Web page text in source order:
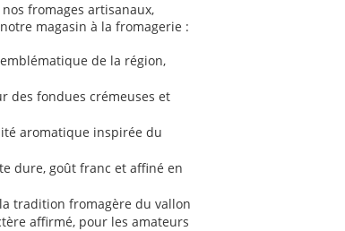
fromages artisanaux,
magasin à la fromagerie :
de la région,
des fondues crémeuses et
aromatique inspirée du
dure, goût franc et affiné en
tradition fromagère du vallon
affirmé, pour les amateurs